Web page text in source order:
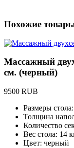
Похожие
Массажный
см. (черный)
9500 RUB
Размеры
Толщина
Количество
Вес стола: 14
Цвет: черный